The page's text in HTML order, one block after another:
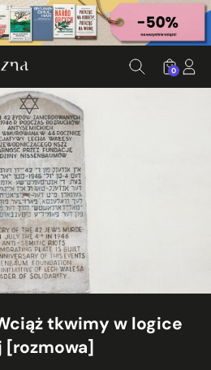
0
tkwimy w logice
pogrom w Kielcach. Fot. Jakub